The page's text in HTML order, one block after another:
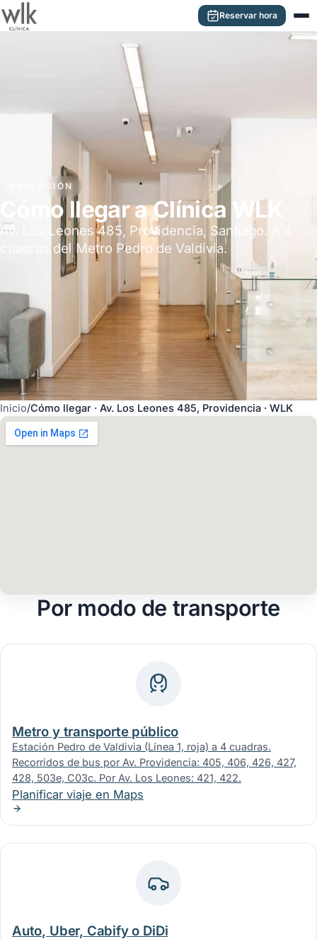
Saltar al contenido principal
Reservar hora
UBICACIÓN
Cómo llegar a Clínica WLK
Av. Los Leones 485, Providencia, Santiago. A 4
cuadras del Metro Pedro de Valdivia.
Inicio/Cómo llegar · Av. Los Leones 485, Providencia · WLK
Por modo de transporte
Metro y transporte público
Estación Pedro de Valdivia (Línea 1, roja) a 4 cuadras.
Recorridos de bus por Av. Providencia: 405, 406, 426, 427,
428, 503e, C03c. Por Av. Los Leones: 421, 422.
Planificar viaje en Maps
Auto, Uber, Cabify o DiDi